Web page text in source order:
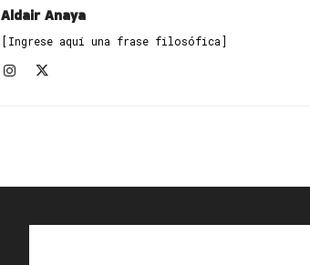
Aldair Anaya
[Ingrese aquí una frase filosófica]